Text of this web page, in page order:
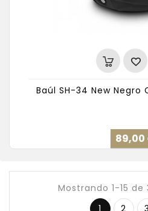
Baúl SH-34 New Negro
89,00
Mostrando 1-15
1
2 3